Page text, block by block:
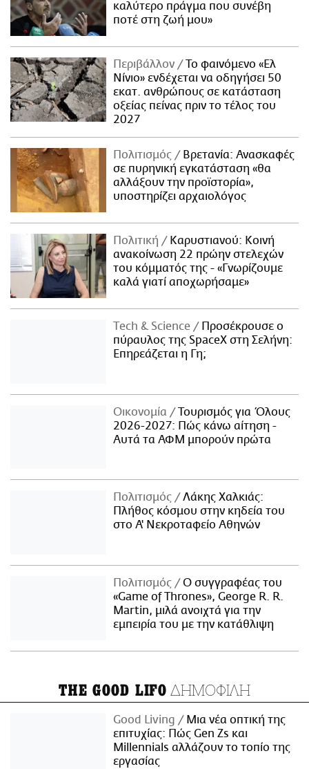
καλύτερο πράγμα που συνέβη
ποτέ στη ζωή μου»
Περιβάλλον
Το φαινόμενο «Ελ
Νίνιο» ενδέχεται να οδηγήσει 50
εκατ. ανθρώπους σε κατάσταση
οξείας πείνας πριν το τέλος του
2027
Πολιτισμός
Βρετανία: Ανασκαφές
σε πυρηνική εγκατάσταση «θα
αλλάξουν την προϊστορία»,
υποστηρίζει αρχαιολόγος
Πολιτική
Καρυστιανού: Κοινή
ανακοίνωση 22 πρώην στελεχών
του κόμματός της - «Γνωρίζουμε
καλά γιατί αποχωρήσαμε»
Τech & Science
Προσέκρουσε ο
πύραυλος της SpaceX στη Σελήνη:
Επηρεάζεται η Γη;
Οικονομία
Τουρισμός για Όλους
2026-2027: Πώς κάνω αίτηση -
Αυτά τα ΑΦΜ μπορούν πρώτα
Πολιτισμός
Λάκης Χαλκιάς:
Πλήθος κόσμου στην κηδεία του
στο Α' Νεκροταφείο Αθηνών
Πολιτισμός
Ο συγγραφέας του
«Game of Thrones», George R. R.
Martin, μιλά ανοιχτά για την
εμπειρία του με την κατάθλιψη
THE GOOD LIFO ΔΗΜΟΦΙΛΗ
Good Living
Μια νέα οπτική της
επιτυχίας: Πώς Gen Zs και
Millennials αλλάζουν το τοπίο της
εργασίας